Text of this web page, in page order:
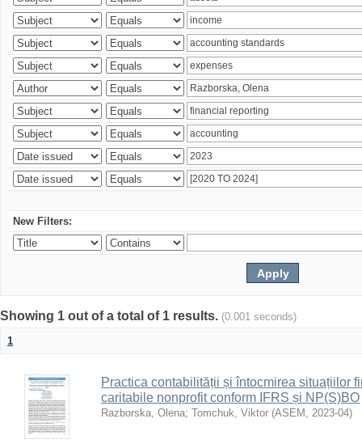
New Filters:
Showing 1 out of a total of 1 results. (0.001 seconds)
1
Practica contabilității și întocmirea situațiilor
caritabile nonprofit conform IFRS și NP(S)BO
Razborska, Olena; Tomchuk, Viktor (ASEM , 2023-04)